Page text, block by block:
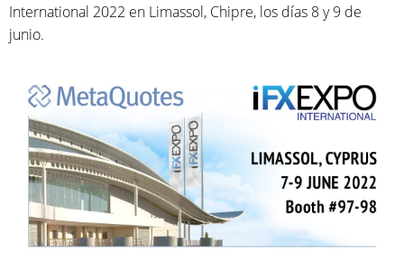
International 2022 en Limassol, Chipre, los días 8 y 9 de
junio.